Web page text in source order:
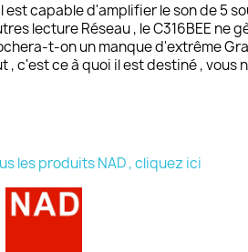
capable d'amplifier le son de 5
lecture Réseau , le C316BEE ne
t-on un manque d'extrême
, c'est ce à quoi il est destiné ,
les produits NAD , cliquez ici